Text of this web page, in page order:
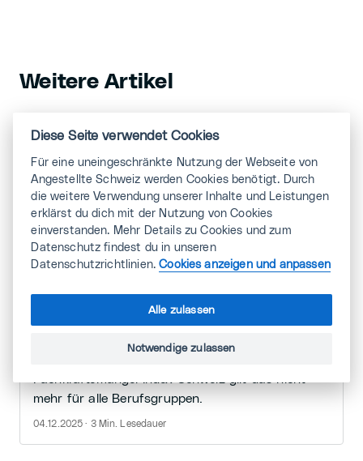
Weitere Artikel
Fachkräftesituation
Schweiz
Schon seit über zehn Jahren wird das Thema im
HR diskutiert und Employer Branding Budgets aus
diesem Grund regelmässig aufgestockt: der
Sorge, mittel- oder langfristig nicht genug
mehr für alle Berufsgruppen.
04.12.2025 · 3 Min. Lesedauer
Diese Seite verwendet Cookies
Für eine uneingeschränkte Nutzung der Webseite von
Angestellte Schweiz werden Cookies benötigt. Durch
die weitere Verwendung unserer Inhalte und Leistungen
erklärst du dich mit der Nutzung von Cookies
einverstanden. Mehr Details zu Cookies und zum
Datenschutz findest du in unseren
Datenschutzrichtlinien.Cookies anzeigen und anpassen
Alle zulassen
Notwendige zulassen